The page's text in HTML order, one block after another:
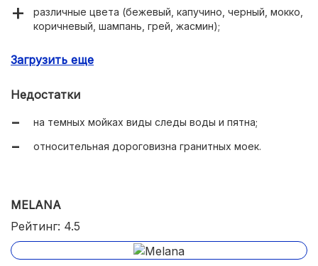
различные цвета (бежевый, капучино, черный, мокко,
коричневый, шампань, грей, жасмин);
Загрузить еще
Недостатки
на темных мойках виды следы воды и пятна;
относительная дороговизна гранитных моек.
MELANA
Рейтинг: 4.5